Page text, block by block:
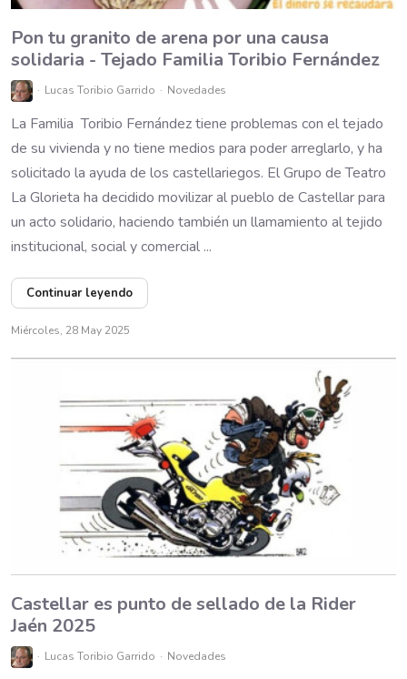
Pon tu granito de arena por una causa
solidaria - Tejado Familia Toribio Fernández
Lucas Toribio Garrido Novedades
La Familia Toribio Fernández tiene problemas con el tejado
de su vivienda y no tiene medios para poder arreglarlo, y ha
solicitado la ayuda de los castellariegos. El Grupo de Teatro
La Glorieta ha decidido movilizar al pueblo de Castellar para
un acto solidario, haciendo también un llamamiento al tejido
institucional, social y comercial ...
Continuar leyendo
Miércoles, 28 May 2025
Castellar es punto de sellado de la Rider
Jaén 2025
Lucas Toribio Garrido Novedades